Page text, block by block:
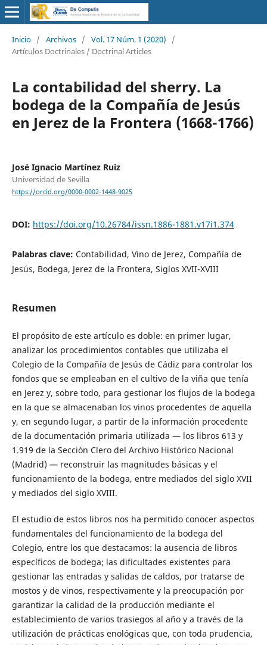
Inicio / Archivos / Vol. 17 Núm. 1 (2020)
/
Artículos Doctrinales / Doctrinal Articles
La contabilidad del sherry. La
bodega de la Compañía de Jesús
en Jerez de la Frontera (1668-1766)
José Ignacio Martínez Ruiz
Universidad de Sevilla
https://orcid.org/0000-0002-1448-9025
DOI: https://doi.org/10.26784/issn.1886-1881.v17i1.374
Palabras clave: Contabilidad, Vino de Jerez, Compañía de
Jesús, Bodega, Jerez de la Frontera, Siglos XVII-XVIII
Resumen
El propósito de este artículo es doble: en primer lugar,
analizar los procedimientos contables que utilizaba el
Colegio de la Compañía de Jesús de Cádiz para controlar los
fondos que se empleaban en el cultivo de la viña que tenía
en Jerez y, sobre todo, para gestionar los flujos de la bodega
en la que se almacenaban los vinos procedentes de aquella
y, en segundo lugar, a partir de la información procedente
de la documentación primaria utilizada — los libros 613 y
1.919 de la Sección Clero del Archivo Histórico Nacional
(Madrid) — reconstruir las magnitudes básicas y el
funcionamiento de la bodega, entre mediados del siglo XVII
y mediados del siglo XVIII.
El estudio de estos libros nos ha permitido conocer aspectos
fundamentales del funcionamiento de la bodega del
Colegio, entre los que destacamos: la ausencia de libros
específicos de bodega; las dificultades existentes para
gestionar las entradas y salidas de caldos, por tratarse de
mostos y de vinos, respectivamente y la preocupación por
garantizar la calidad de la producción mediante el
establecimiento de varios trasiegos al año y a través de la
utilización de prácticas enológicas que, con toda prudencia,